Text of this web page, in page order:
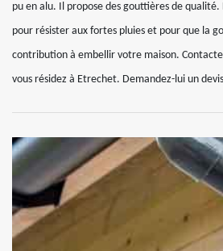
pu en alu. Il propose des gouttières de
pour résister aux fortes pluies et pour que la
contribution à embellir votre maison.
vous résidez à Etrechet. Demandez-lui un